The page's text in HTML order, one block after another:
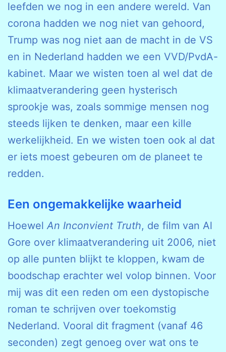
leefden we nog in een andere wereld. Van
corona hadden we nog niet van gehoord,
Trump was nog niet aan de macht in de VS
en in Nederland hadden we een VVD/PvdA-
kabinet. Maar we wisten toen al wel dat de
klimaatverandering geen hysterisch
sprookje was, zoals sommige mensen nog
steeds lijken te denken, maar een kille
werkelijkheid. En we wisten toen ook al dat
er iets moest gebeuren om de planeet te
redden.
Een ongemakkelijke waarheid
Hoewel An Inconvient Truth, de film van Al
Gore over klimaatverandering uit 2006, niet
op alle punten blijkt te kloppen, kwam de
boodschap erachter wel volop binnen. Voor
mij was dit een reden om een dystopische
roman te schrijven over toekomstig
Nederland. Vooral dit fragment (vanaf 46
seconden) zegt genoeg over wat ons te